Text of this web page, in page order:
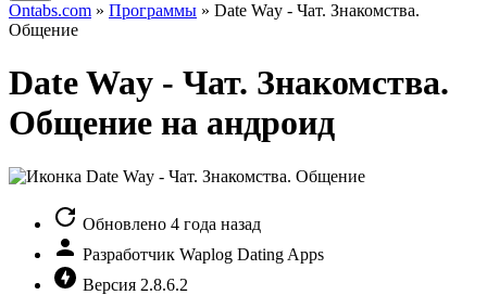
Ontabs.com » Программы » Date Way - Чат. Знакомства.
Общение
Date Way - Чат. Знакомства.
Общение на андроид
Обновлено 4 года назад
Разработчик Waplog Dating Apps
Версия 2.8.6.2